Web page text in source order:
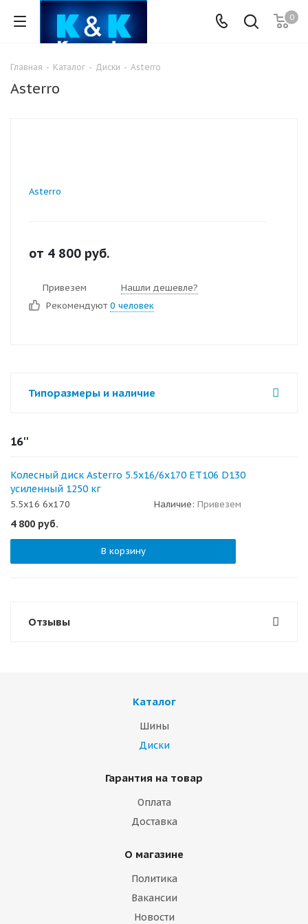
0
Главная - Каталог - Диски - Asterro
Asterro
Asterro
от 4 800 руб.
Привезем
Нашли дешевле?
Рекомендуют 0 человек
Типоразмеры и наличие
16''
Колесный диск Asterro 5.5x16/6x170 ET106 D130
усиленный 1250 кг
5.5x16 6x170 Наличие: Привезем
4 800 руб.
В корзину
Отзывы
Каталог
Шины
Диски
Гарантия на товар
Оплата
Доставка
О магазине
Политика
Вакансии
Новости